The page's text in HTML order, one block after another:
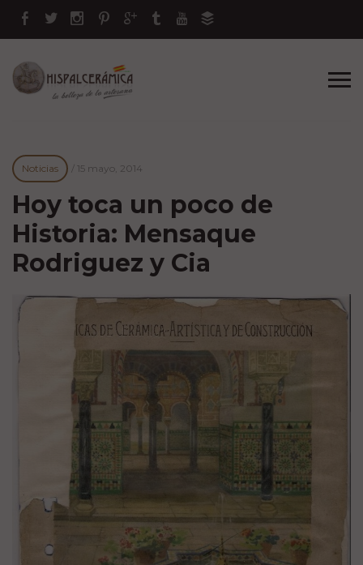
Noticias / 15 mayo, 2014
Hoy toca un poco de
Historia: Mensaque
Rodriguez y Cia